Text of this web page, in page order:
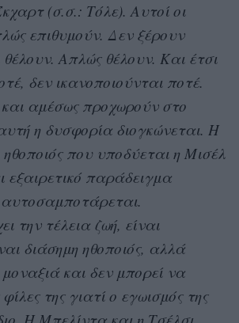
(σ.σ.: Τόλε). Αυτοί οι
επιθυμούν. Δεν ξέρουν
Απλώς θέλουν. Και έτσι
δεν ικανοποιούνται ποτέ.
αμέσως προχωρούν στο
η δυσφορία διογκώνεται. Η
που υποδύεται η Μισέλ
εξαιρετικό παράδειγμα
την τέλεια ζωή, είναι
διάσημη ηθοποιός, αλλά
μοναξιά και δεν μπορεί να
της γιατί ο εγωισμός της